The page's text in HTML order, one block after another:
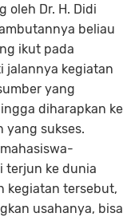
oleh Dr. H. Didi
beliau
ikut pada
jalannya kegiatan
yang
diharapkan ke
yang sukses.
terjun ke dunia
kegiatan tersebut,
usahanya, bisa